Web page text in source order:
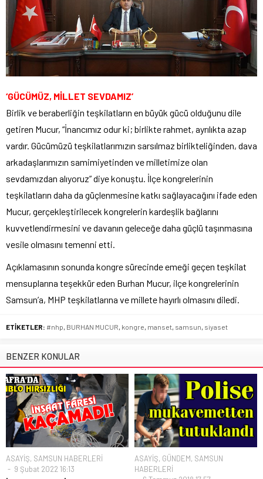
‘GÜCÜMÜZ, MİLLET SEVDAMIZ’
Birlik ve beraberliğin teşkilatların en büyük gücü olduğunu dile
getiren Mucur, “İnancımız odur ki; birlikte rahmet, ayrılıkta azap
vardır. Gücümüzü teşkilatlarımızın sarsılmaz birlikteliğinden, dava
arkadaşlarımızın samimiyetinden ve milletimize olan
sevdamızdan alıyoruz” diye konuştu. İlçe kongrelerinin
teşkilatların daha da güçlenmesine katkı sağlayacağını ifade eden
Mucur, gerçekleştirilecek kongrelerin kardeşlik bağlarını
kuvvetlendirmesini ve davanın geleceğe daha güçlü taşınmasına
vesile olmasını temenni etti.
Açıklamasının sonunda kongre sürecinde emeği geçen teşkilat
mensuplarına teşekkür eden Burhan Mucur, ilçe kongrelerinin
Samsun’a, MHP teşkilatlarına ve millete hayırlı olmasını diledi.
ETİKETLER: #nhp BURHAN MUCUR kongre manset samsun siyaset
BENZER KONULAR
ASAYİŞ, SAMSUN HABERLERİ
9 Şubat 2022 16:13
ASAYİŞ, GÜNDEM, SAMSUN
HABERLERİ